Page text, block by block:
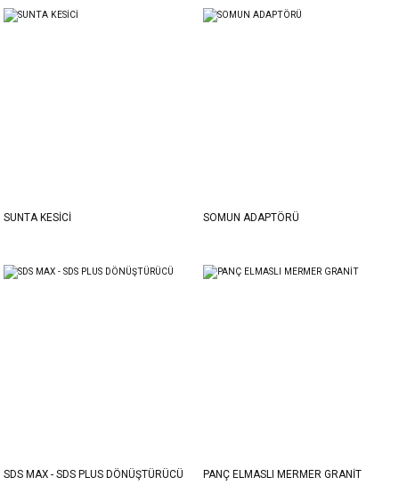
SUNTA KESİCİ SOMUN ADAPTÖRÜ
SDS MAX - SDS PLUS DÖNÜŞTÜRÜCÜ PANÇ ELMASLI MERMER GRANİT